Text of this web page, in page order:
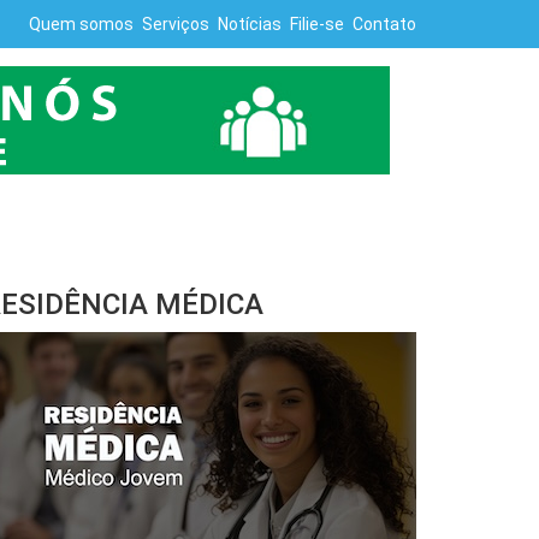
Quem somos Serviços Notícias Filie-se Contato
MÉDICA